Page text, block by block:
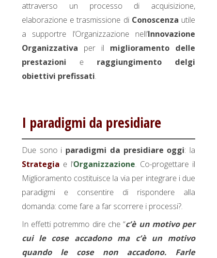
attraverso un processo di acquisizione,
elaborazione e trasmissione di Conoscenza utile
a supportre l’Organizzazione nell’Innovazione
Organizzativa per il miglioramento delle
prestazioni e raggiungimento delgi
obiettivi prefissati.
I paradigmi da presidiare
Due sono i paradigmi da presidiare oggi: la
Strategia e l’Organizzazione. Co-progettare il
Miglioramento costituisce la via per integrare i due
paradigmi e consentire di rispondere alla
domanda: come fare a far scorrere i processi?.
In effetti potremmo dire che “c’è un motivo per
cui le cose accadono ma c’è un motivo
quando le cose non accadono. Farle